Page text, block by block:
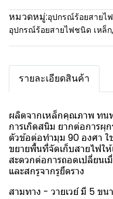
หมวดหมู่:อุปกรณ์ร้อยสายไ
อุปกรณ์ร้อยสายไฟชนิด เหล็ก,
รายละเอียดสินค้า
ผลิตจากเหล็กคุณภาพ ทน
การเกิดสนิม ยากต่อการผุ
ตัวข้อต่อทำมุม 90 องศา ใ
ขยายพื้นที่จัดเก็บสายไฟใ
สะดวกต่อการถอดเปลี่ยน
และสกรูจากรูยึดราง
สามทาง - วายเวย์ มี 5 ข